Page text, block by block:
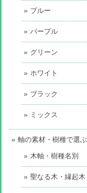
ブルー
パープル
グリーン
ホワイト
ブラック
ミックス
軸の素材・樹種で選ぶ
木軸・樹種名別
聖なる木・縁起木